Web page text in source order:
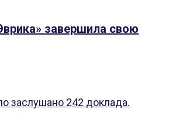
завершила свою
заслушано 242 доклада.